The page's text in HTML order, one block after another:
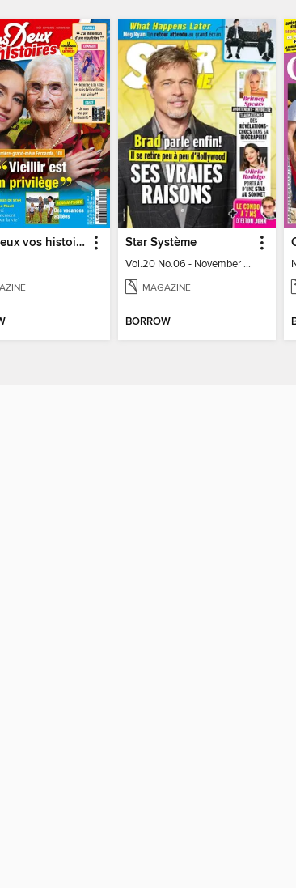
Nous deux vos histoires Star Système
Vol.20 No.06 - November 10, 2023
MAGAZINE
BORROW